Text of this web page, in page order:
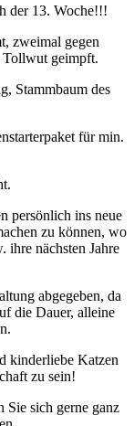
der 13. Woche!!!
zweimal gegen
Tollwut geimpft.
Stammbaum des
für min.
persönlich ins neue
zu können, wo
ihre nächsten Jahre
abgegeben, da
die Dauer, alleine
kinderliebe Katzen
zu sein!
Sie sich gerne ganz